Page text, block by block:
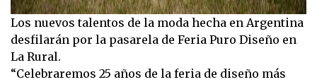
Los nuevos talentos de la moda hecha en Argentina
desfilarán por la pasarela de Feria Puro Diseño en
La Rural.
“Celebraremos 25 años de la feria de diseño más